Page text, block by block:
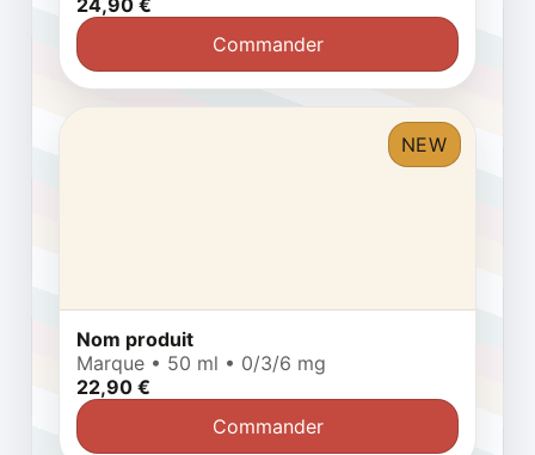
24,90 €
Commander
NEW
Nom produit
Marque • 50 ml • 0/3/6 mg
22,90 €
Commander